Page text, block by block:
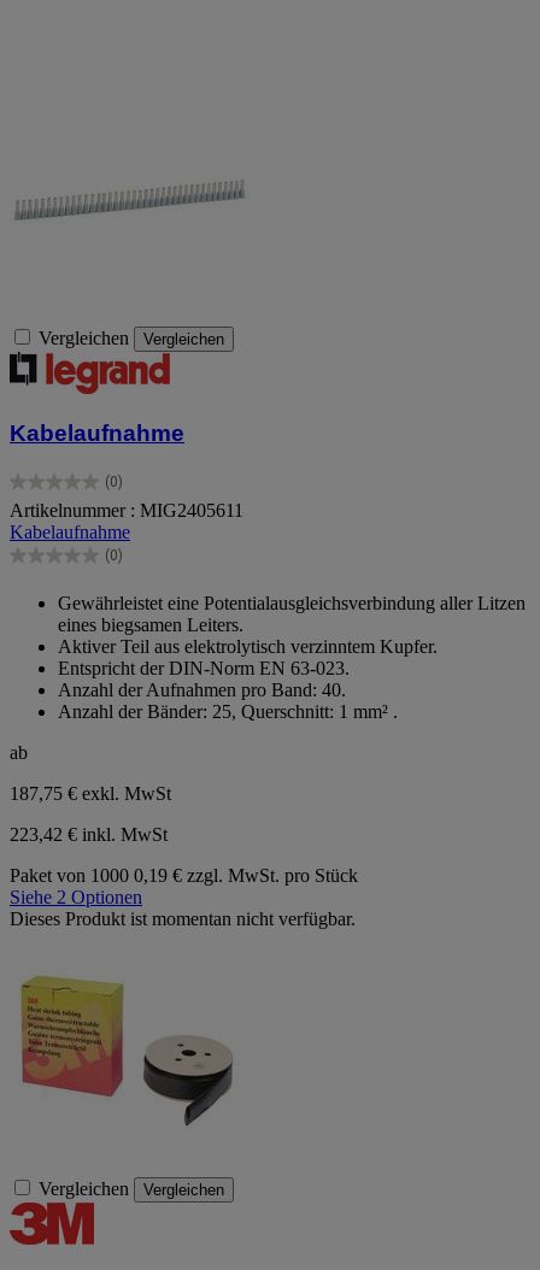
Vergleichen Vergleichen
Kabelaufnahme
(0)
0.0
von
5
Sternen.
Artikelnummer : MIG2405611
Kabelaufnahme
(0)
0.0
Sternen.
Gewährleistet eine Potentialausgleichsverbindung aller Litzen
eines biegsamen Leiters.
Aktiver Teil aus elektrolytisch verzinntem Kupfer.
Entspricht der DIN-Norm EN 63-023.
Anzahl der Aufnahmen pro Band: 40.
Anzahl der Bänder: 25, Querschnitt: 1 mm² .
ab
187,75 € exkl. MwSt
223,42 € inkl. MwSt
Paket von 1000 0,19 € zzgl. MwSt. pro Stück
Siehe 2 Optionen
Dieses Produkt ist momentan nicht verfügbar.
Vergleichen Vergleichen